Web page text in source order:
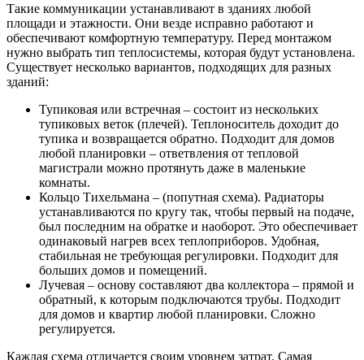
Такие коммуникации устанавливают в зданиях любой
площади и этажности. Они везде исправно работают и
обеспечивают комфортную температуру. Перед монтажом
нужно выбрать тип теплосистемы, которая будут установлена.
Существует несколько вариантов, подходящих для разных
зданий:
Тупиковая или встречная – состоит из нескольких
тупиковых веток (плечей). Теплоноситель доходит до
тупика и возвращается обратно. Подходит для домов
любой планировки – ответвления от тепловой
магистрали можно протянуть даже в маленькие
комнаты.
Кольцо Тихельмана – (попутная схема). Радиаторы
устанавливаются по кругу так, чтобы первый на подаче,
был последним на обратке и наоборот. Это обеспечивает
одинаковый нагрев всех теплоприборов. Удобная,
стабильная не требующая регулировки. Подходит для
больших домов и помещений.
Лучевая – основу составляют два коллектора – прямой и
обратный, к которым подключаются трубы. Подходит
для домов и квартир любой планировки. Сложно
регулируется.
Каждая схема отличается своим уровнем затрат. Самая